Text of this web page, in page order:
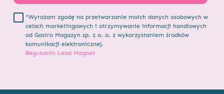
*Wyrażam zgodę na przetwarzanie moich danych osobowych w
celach marketingowych i otrzymywanie informacji handlowych
od Gastro Magazyn sp. z o. o. z wykorzystaniem środków
komunikacji elektronicznej.
Regulamin Lead Magnet